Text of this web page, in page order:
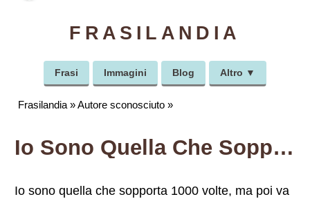
FRASILANDIA
Frasi Immagini Blog Altro ▼
Frasilandia »Autore sconosciuto »
Io Sono Quella Che Sopporta …
Io sono quella che sopporta 1000 volte, ma poi va